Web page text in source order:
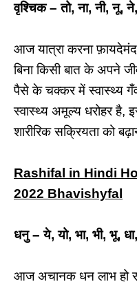
वृश्चिक – तो, ना, नी, नू,
आज यात्रा करना
बिना किसी बात के अपने
पैसे के चक्कर में स्वास्थ्य
स्वास्थ्य अमूल्य धरोहर है,
शारीरिक सक्रियता को
Rashifal in Hindi
2022 Bhavishyfal
धनु – ये, यो, भा, भी, भू,
आज अचानक धन लाभ हो